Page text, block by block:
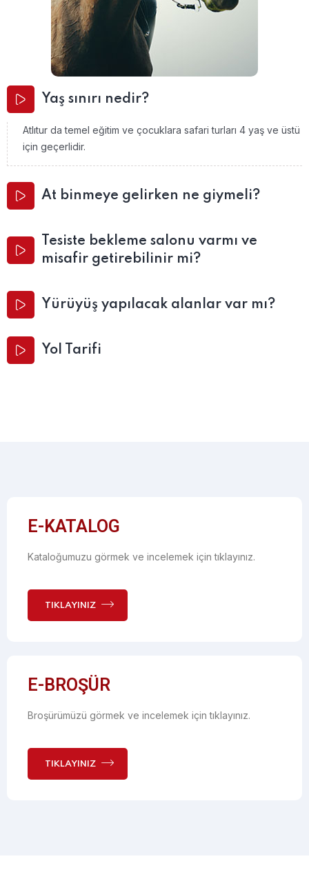
Yaş sınırı nedir?
Atlıtur da temel eğitim ve çocuklara safari turları 4 yaş ve üstü
için geçerlidir.
At binmeye gelirken ne giymeli?
Tesiste bekleme salonu varmı ve
misafir getirebilinir mi?
Yürüyüş yapılacak alanlar var mı?
Yol Tarifi
E-KATALOG
Kataloğumuzu görmek ve incelemek için tıklayınız.
TIKLAYINIZ
E-BROŞÜR
Broşürümüzü görmek ve incelemek için tıklayınız.
TIKLAYINIZ